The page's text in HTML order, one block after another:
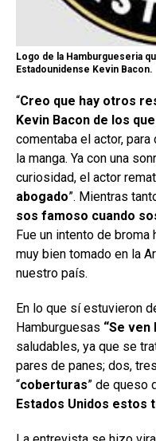
Logo de la Hamburgueseria
Estadounidense Kevin Bacon.
“Creo que hay otros
Kevin Bacon de los
comentaba el actor,
la manga. Ya con una
curiosidad, el actor
abogado”. Mientras
sos famoso cuando
Fue un intento de
muy bien tomado en la
nuestro país.
En lo que sí estuvieron
Hamburguesas “Se ven
saludables, ya que se
pares de panes; dos,
“coberturas” de queso
Estados Unidos estos